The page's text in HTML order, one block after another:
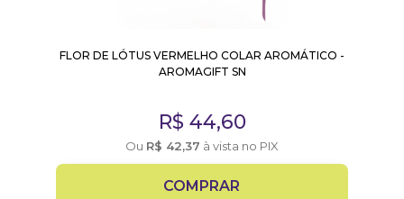
FLOR DE LÓTUS VERMELHO COLAR AROMÁTICO -
AROMAGIFT SN
R$ 44,60
Ou R$ 42,37 à vista no PIX
COMPRAR